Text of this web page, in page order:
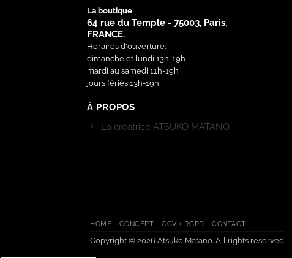
La boutique
64 rue du Temple - 75003, Paris,
FRANCE.
Horaires d'ouverture:
dimanche et lundi 13h-19h
mardi au samedi 11h-19h
jours fériés 13h-19h
À PROPOS
La créatrice ATSUKO MATANO
HOME CONCEPT CGV + RGPD CONTACT
Copyright © 2026 Atsuko Matano. All rights reserved.